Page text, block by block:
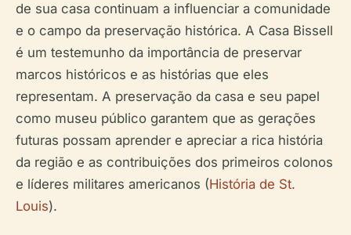
de sua casa continuam a influenciar a comunidade
e o campo da preservação histórica. A Casa Bissell
é um testemunho da importância de preservar
marcos históricos e as histórias que eles
representam. A preservação da casa e seu papel
como museu público garantem que as gerações
futuras possam aprender e apreciar a rica história
da região e as contribuições dos primeiros colonos
e líderes militares americanos (História de St.
Louis).